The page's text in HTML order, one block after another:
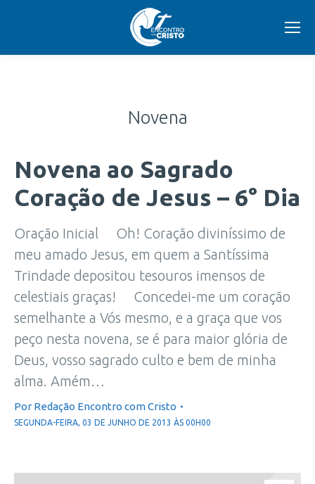
Novena
Novena ao Sagrado
Coração de Jesus – 6° Dia
Oração Inicial Oh! Coração diviníssimo de
meu amado Jesus, em quem a Santíssima
Trindade depositou tesouros imensos de
celestiais graças! Concedei-me um coração
semelhante a Vós mesmo, e a graça que vos
peço nesta novena, se é para maior glória de
Deus, vosso sagrado culto e bem de minha
alma. Amém…
Por Redação Encontro com Cristo
SEGUNDA-FEIRA, 03 DE JUNHO DE 2013 ÀS 00H00